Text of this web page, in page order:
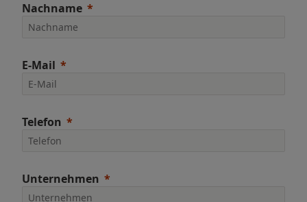
Nachname
E-Mail
Telefon
Unternehmen